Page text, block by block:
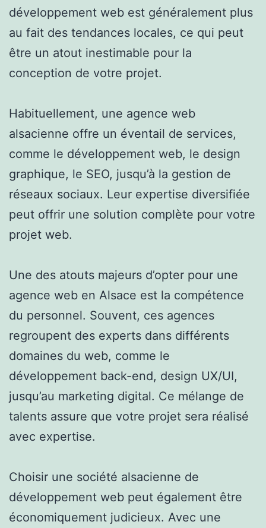
développement web est généralement plus
au fait des tendances locales, ce qui peut
être un atout inestimable pour la
conception de votre projet.
Habituellement, une agence web
alsacienne offre un éventail de services,
comme le développement web, le design
graphique, le SEO, jusqu’à la gestion de
réseaux sociaux. Leur expertise diversifiée
peut offrir une solution complète pour votre
projet web.
Une des atouts majeurs d’opter pour une
agence web en Alsace est la compétence
du personnel. Souvent, ces agences
regroupent des experts dans différents
domaines du web, comme le
développement back-end, design UX/UI,
jusqu’au marketing digital. Ce mélange de
talents assure que votre projet sera réalisé
avec expertise.
Choisir une société alsacienne de
développement web peut également être
économiquement judicieux. Avec une